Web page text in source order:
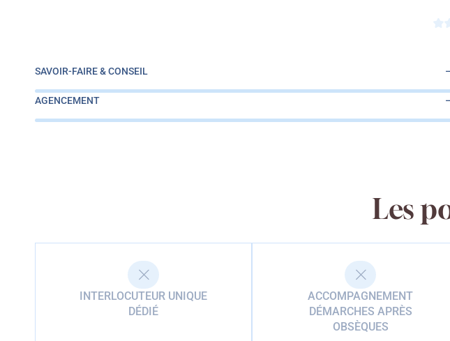
SAVOIR-FAIRE & CONSEIL –
AGENCEMENT –
Les
INTERLOCUTEUR UNIQUE
DÉDIÉ
ACCOMPAGNEMENT
DÉMARCHES APRÈS
OBSÈQUES